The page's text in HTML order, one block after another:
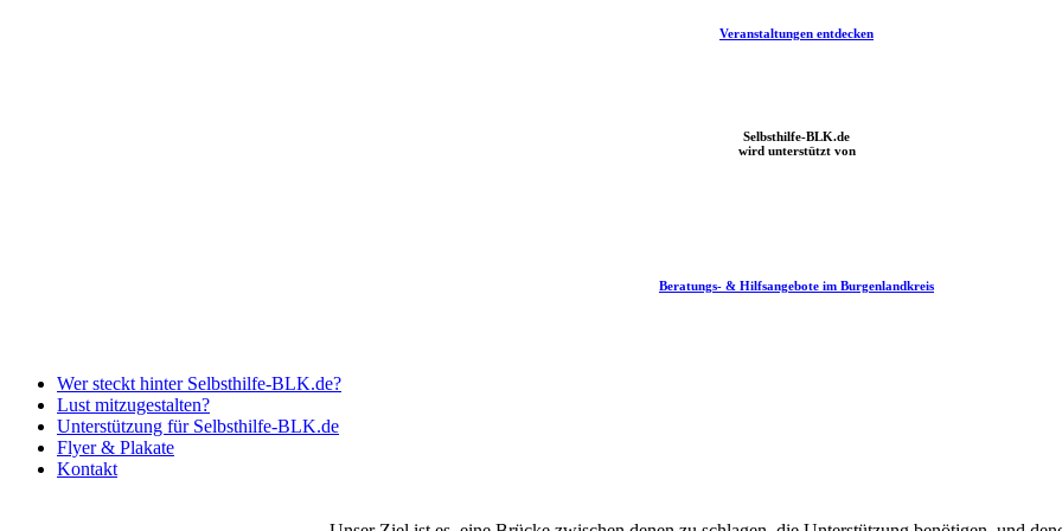
Veranstaltungen entdecken
Selbsthilfe-BLK.de
wird unterstützt von
Beratungs- & Hilfsangebote im Burgenlandkreis
Wer steckt hinter Selbsthilfe-BLK.de?
Lust mitzugestalten?
Unterstützung für Selbsthilfe-BLK.de
Flyer & Plakate
Kontakt